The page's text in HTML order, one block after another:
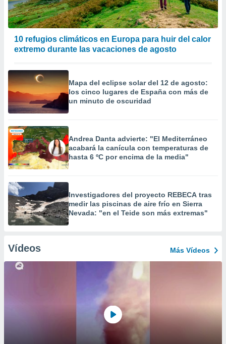
10 refugios climáticos en Europa para huir del calor
extremo durante las vacaciones de agosto
Mapa del eclipse solar del 12 de agosto:
los cinco lugares de España con más de
un minuto de oscuridad
Andrea Danta advierte: "El Mediterráneo
acabará la canícula con temperaturas de
hasta 6 ºC por encima de la media"
Investigadores del proyecto REBECA tras
medir las piscinas de aire frío en Sierra
Nevada: "en el Teide son más extremas"
Vídeos Más Vídeos